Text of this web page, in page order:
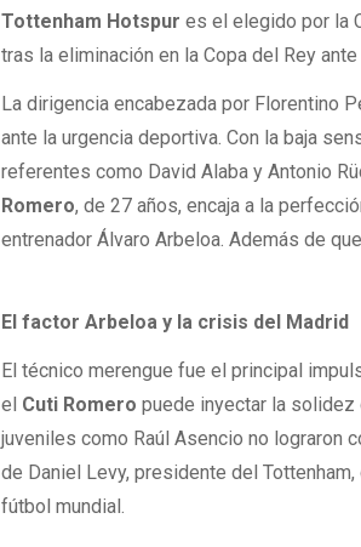
Tottenham Hotspur es el elegido por la
tras la eliminación en la Copa del Rey
La dirigencia encabezada por Florentino
ante la urgencia deportiva. Con la baja
referentes como David Alaba y Antonio
Romero, de 27 años, encaja a la
entrenador Álvaro Arbeloa. Además de
El factor Arbeloa y la crisis del Madrid
El técnico merengue fue el principal
el Cuti Romero puede inyectar la
juveniles como Raúl Asencio no lograron
de Daniel Levy, presidente del
fútbol mundial.